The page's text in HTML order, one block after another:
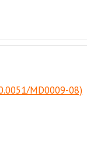
MD0009-08)